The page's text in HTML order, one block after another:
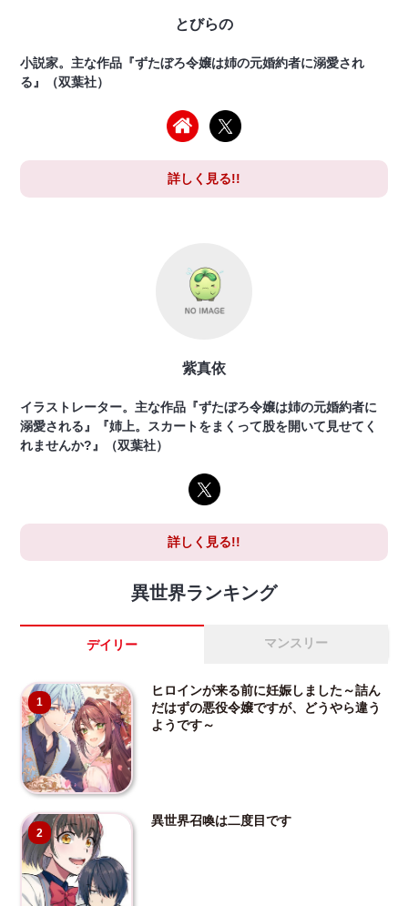
とびらの
小説家。主な作品『ずたぼろ令嬢は姉の元婚約者に溺愛され
る』（双葉社）
詳しく見る!!
紫真依
イラストレーター。主な作品『ずたぼろ令嬢は姉の元婚約者に
溺愛される』『姉上。スカートをまくって股を開いて見せてく
れませんか?』（双葉社）
詳しく見る!!
異世界ランキング
デイリー マンスリー
1
ヒロインが来る前に妊娠しました～詰ん
だはずの悪役令嬢ですが、どうやら違う
ようです～
2
異世界召喚は二度目です